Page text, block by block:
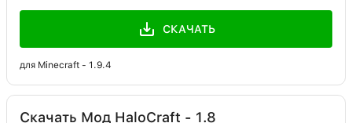
СКАЧАТЬ
для Minecraft - 1.9.4
Скачать Мод HaloCraft - 1.8